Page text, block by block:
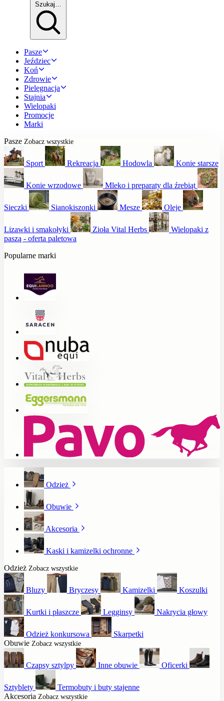
Szukaj…
Pasze
Jeździec
Koń
Zdrowie
Pielęgnacja
Stajnia
Wielopaki
Promocje
Marki
Pasze Zobacz wszystkie
Sport Rekreacja Hodowla Konie starsze
Konie wrzodowe Mleko i preparaty dla źrebiąt
Sieczki Sianokiszonki Mesze Oleje
Lizawki i smakołyki Zioła Vital Herbs
Wielopaki z
paszą - oferta paletowa
Popularne marki
Odzież
Obuwie
Akcesoria
Kaski i kamizelki ochronne
Odzież Zobacz wszystkie
Bluzy Bryczesy Kamizelki Koszulki
Kurtki i płaszcze Legginsy Nakrycia głowy
Odzież konkursowa
Skarpetki
Obuwie Zobacz wszystkie
Czapsy sztylpy Inne obuwie Oficerki
Sztyblety
Termobuty i buty stajenne
Akcesoria Zobacz wszystkie